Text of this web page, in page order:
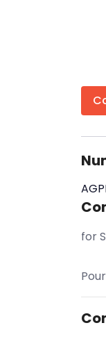
for